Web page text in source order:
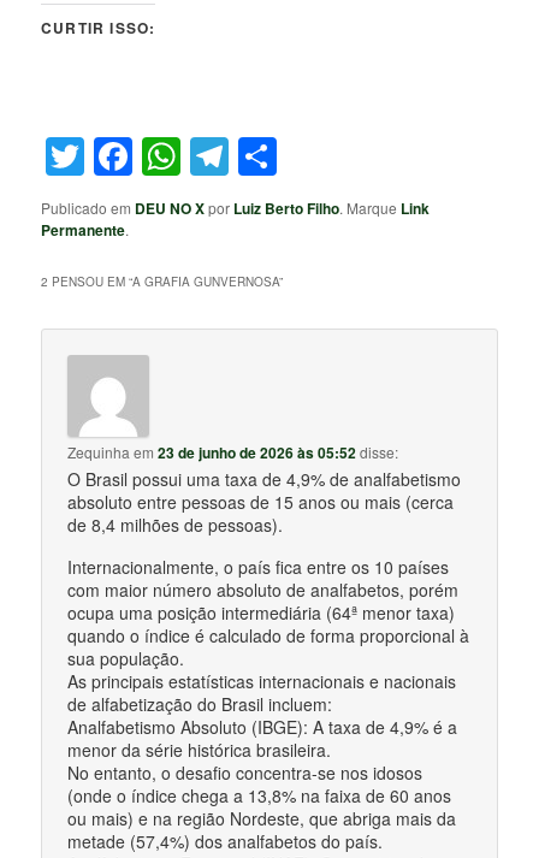
CURTIR ISSO:
Twitter
Facebook
WhatsApp
Telegram
Publicado em DEU NO Xpor Luiz Berto Filho. Marque Link
Permanente.
2 PENSOU EM “A GRAFIA GUNVERNOSA”
Zequinha em23 de junho de 2026 às 05:52disse:
O Brasil possui uma taxa de 4,9% de analfabetismo
absoluto entre pessoas de 15 anos ou mais (cerca
de 8,4 milhões de pessoas).
Internacionalmente, o país fica entre os 10 países
com maior número absoluto de analfabetos, porém
ocupa uma posição intermediária (64ª menor taxa)
quando o índice é calculado de forma proporcional à
sua população.
As principais estatísticas internacionais e nacionais
de alfabetização do Brasil incluem:
Analfabetismo Absoluto (IBGE): A taxa de 4,9% é a
menor da série histórica brasileira.
No entanto, o desafio concentra-se nos idosos
(onde o índice chega a 13,8% na faixa de 60 anos
ou mais) e na região Nordeste, que abriga mais da
metade (57,4%) dos analfabetos do país.